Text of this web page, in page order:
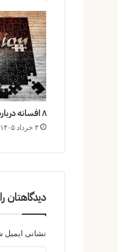
۸ افسانه درباره افسردگی
۳ خرداد ۱۴۰۵
دیدگاهتان
نشانی ایمیل